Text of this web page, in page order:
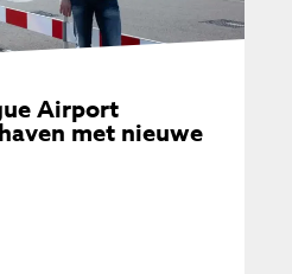
Airport
met nieuwe